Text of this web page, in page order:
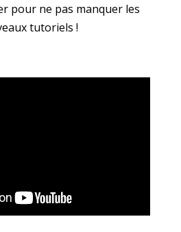
pour ne pas manquer les
tutoriels !